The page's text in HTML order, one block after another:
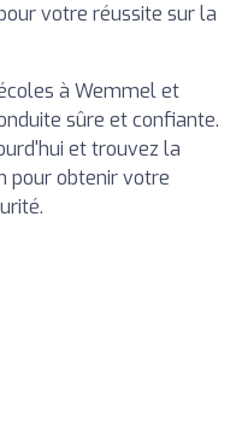
votre réussite sur la
à Wemmel et
sûre et confiante.
et trouvez la
pour obtenir votre